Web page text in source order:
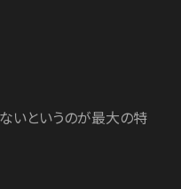
いというのが最大の特